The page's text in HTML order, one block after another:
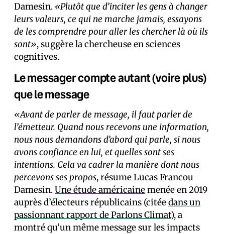
Damesin. «Plutôt que d’inciter les gens à changer
leurs valeurs, ce qui ne marche jamais, essayons
de les comprendre pour aller les chercher là où ils
sont», suggère la chercheuse en sciences
cognitives.
Le messager compte autant (voire plus)
que le message
«Avant de parler de message, il faut parler de
l’émetteur. Quand nous recevons une information,
nous nous demandons d’abord qui parle, si nous
avons confiance en lui, et quelles sont ses
intentions. Cela va cadrer la manière dont nous
percevons ses propos, résume Lucas Francou
Damesin.Une étude américainemenée en 2019
auprès d’électeurs républicains (citéedans un
passionnant rapport de Parlons Climat), a
montré qu’un même message sur les impacts